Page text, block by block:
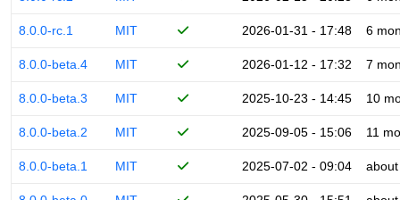
8.0.0-rc.1 MIT 2026-01-31 - 17:48 6
8.0.0-beta.4 MIT 2026-01-12 - 17:32 7
8.0.0-beta.3 MIT 2025-10-23 - 14:45 10
8.0.0-beta.2 MIT 2025-09-05 - 15:06 11
8.0.0-beta.1 MIT 2025-07-02 - 09:04